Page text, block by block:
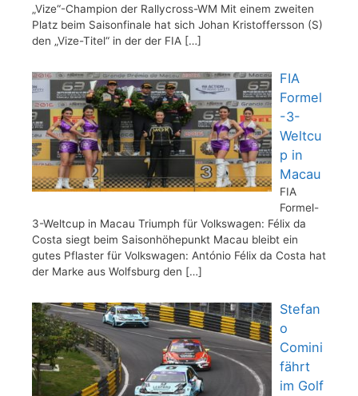
„Vize“-Champion der Rallycross-WM Mit einem zweiten
Platz beim Saisonfinale hat sich Johan Kristoffersson (S)
den „Vize-Titel“ in der der FIA […]
FIA
Formel
-3-
Weltcu
p in
Macau
FIA
Formel-
3-Weltcup in Macau Triumph für Volkswagen: Félix da
Costa siegt beim Saisonhöhepunkt Macau bleibt ein
gutes Pflaster für Volkswagen: António Félix da Costa hat
der Marke aus Wolfsburg den […]
Stefan
o
Comini
fährt
im Golf